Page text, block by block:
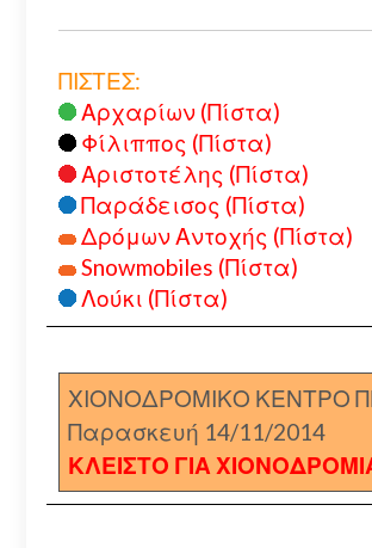
ΠΙΣΤΕΣ:
Αρχαρίων (Πίστα)
Φίλιππος (Πίστα)
Αριστοτέλης (Πίστα)
Παράδεισος (Πίστα)
Δρόμων Αντοχής (Πίστα)
Snowmobiles (Πίστα)
Λούκι (Πίστα)
ΧΙΟΝΟΔΡΟΜΙΚΟ ΚΕΝΤΡΟ
Παρασκευή 14/11/2014
ΚΛΕΙΣΤΟ ΓΙΑ